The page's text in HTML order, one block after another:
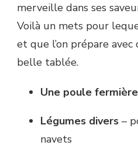
merveille dans ses
Voilà un mets pour
et que l’on prépare
belle tablée.
Une poule fermière
Légumes divers –
navets